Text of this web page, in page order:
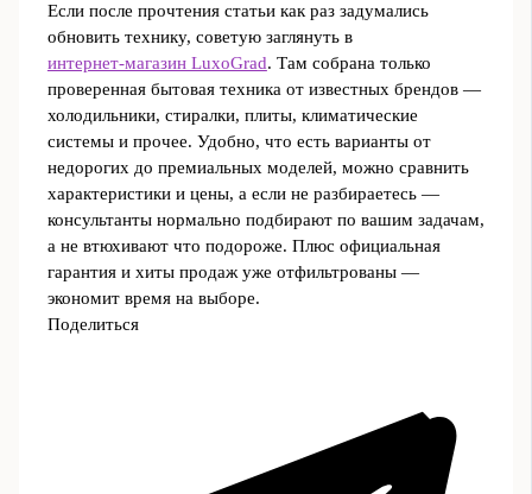
Если после прочтения статьи как раз задумались
обновить технику, советую заглянуть в
интернет‑магазин LuxoGrad. Там собрана только
проверенная бытовая техника от известных брендов —
холодильники, стиралки, плиты, климатические
системы и прочее. Удобно, что есть варианты от
недорогих до премиальных моделей, можно сравнить
характеристики и цены, а если не разбираетесь —
консультанты нормально подбирают по вашим задачам,
а не втюхивают что подороже. Плюс официальная
гарантия и хиты продаж уже отфильтрованы —
экономит время на выборе.
Поделиться